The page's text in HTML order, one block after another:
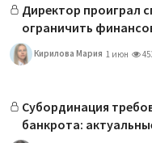
Директор проиграл
ограничить
Кирилова Мария 1 июн
Субординация
банкрота: